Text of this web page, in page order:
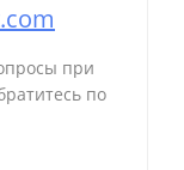
при
по